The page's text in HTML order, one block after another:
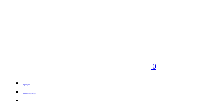
0
Бренды
Оплата заказа